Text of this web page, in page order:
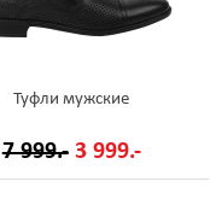
Туфли мужские
7 999.- 3 999.-